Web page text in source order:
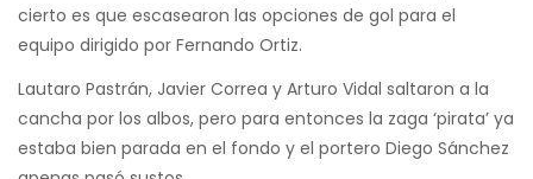
cierto es que escasearon las opciones de gol para el
equipo dirigido por Fernando Ortiz.
Lautaro Pastrán, Javier Correa y Arturo Vidal saltaron a la
cancha por los albos, pero para entonces la zaga ‘pirata’ ya
estaba bien parada en el fondo y el portero Diego Sánchez